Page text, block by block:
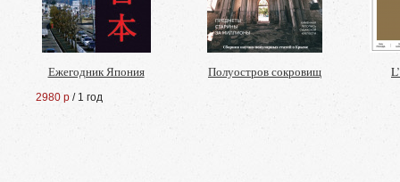
Ежегодник Япония
2980 р / 1 год
Полуостров сокровищ